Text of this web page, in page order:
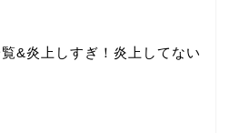
&炎上しすぎ！炎上してない